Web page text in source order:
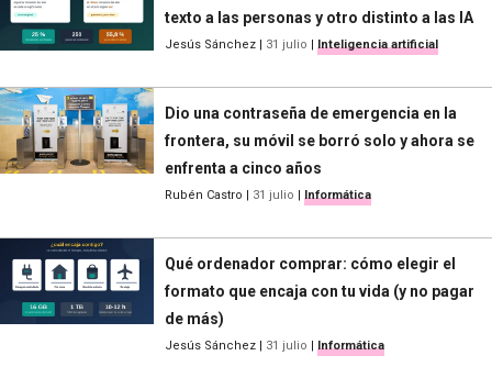
texto a las personas y otro distinto a las IA
Jesús Sánchez | 31 julio | Inteligencia artificial
Dio una contraseña de emergencia en la
frontera, su móvil se borró solo y ahora se
enfrenta a cinco años
Rubén Castro | 31 julio | Informática
Qué ordenador comprar: cómo elegir el
formato que encaja con tu vida (y no pagar
de más)
Jesús Sánchez | 31 julio | Informática